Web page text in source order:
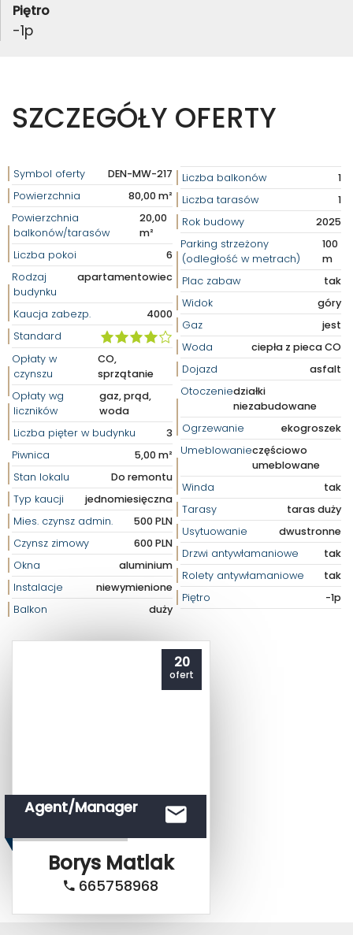
Piętro
-1p
SZCZEGÓŁY OFERTY
Symbol oferty
DEN-MW-217
Powierzchnia
80,00 m²
Powierzchnia
balkonów/tarasów
20,00
m²
Liczba pokoi
6
Rodzaj
budynku
apartamentowiec
Kaucja zabezp.
4000
Standard
Opłaty w
czynszu
CO,
sprzątanie
Opłaty wg
liczników
gaz, prąd,
woda
Liczba pięter w budynku
3
Piwnica
5,00 m²
Stan lokalu
Do remontu
Typ kaucji
jednomiesięczna
Mies. czynsz admin.
500 PLN
Czynsz zimowy
600 PLN
Okna
aluminium
Instalacje
niewymienione
Balkon
duży
Liczba balkonów
1
Liczba tarasów
1
Rok budowy
2025
Parking strzeżony
(odległość w metrach)
100
m
Plac zabaw
tak
Widok
góry
Gaz
jest
Woda
ciepła z pieca CO
Dojazd
asfalt
Otoczeniedziałki
niezabudowane
Ogrzewanie
ekogroszek
Umeblowanieczęściowo
umeblowane
Winda
tak
Tarasy
taras duży
Usytuowanie
dwustronne
Drzwi antywłamaniowe
tak
Rolety antywłamaniowe
tak
Piętro
-1p
20
ofert
Agent/Manager
Borys Matlak
665758968